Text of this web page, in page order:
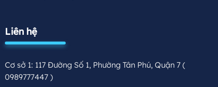
Liên hệ
Cơ sở 1: 117 Đường Số 1, Phường Tân Phú, Quận 7 (
0989777447 )